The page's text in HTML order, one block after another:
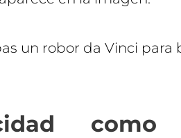
un robor da Vinci para
como